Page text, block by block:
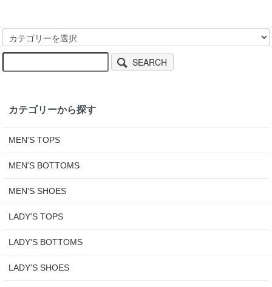
SEARCH
カテゴリーから探す
MEN'S TOPS
MEN'S BOTTOMS
MEN'S SHOES
LADY'S TOPS
LADY'S BOTTOMS
LADY'S SHOES